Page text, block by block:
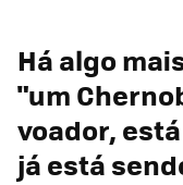
Há algo
"um
voador,
já está